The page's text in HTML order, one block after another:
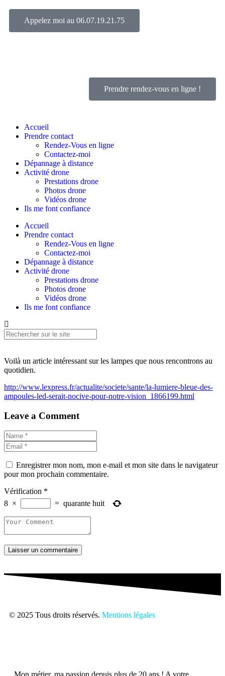
Appelez moi au 06.07.19.21.75
Prendre rendez-vous en ligne !
Accueil
Prendre contact
Rendez-Vous en ligne
Contactez-moi
Dépannage à distance
Activité drone
Prestations drone
Photos drone
Vidéos drone
Ils me font confiance
Accueil
Prendre contact
Rendez-Vous en ligne
Contactez-moi
Dépannage à distance
Activité drone
Prestations drone
Photos drone
Vidéos drone
Ils me font confiance
Voilà un article intéressant sur les lampes que nous rencontrons au
quotidien.
http://www.lexpress.fr/actualite/societe/sante/la-lumiere-bleue-des-
ampoules-led-serait-nocive-pour-notre-vision_1866199.html
Leave a Comment
Enregistrer mon nom, mon e-mail et mon site dans le navigateur
pour mon prochain commentaire.
Vérification *
8 × = quarante huit
Laisser un commentaire
© 2025 Tous droits réservés. Mentions légales
Mon métier, ma passion depuis plus de 20 ans ! A votre